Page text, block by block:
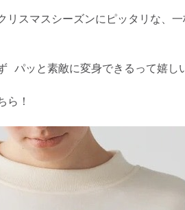
リスマスシーズンにピッタリな、
パッと素敵に変身できるって嬉し
ら！